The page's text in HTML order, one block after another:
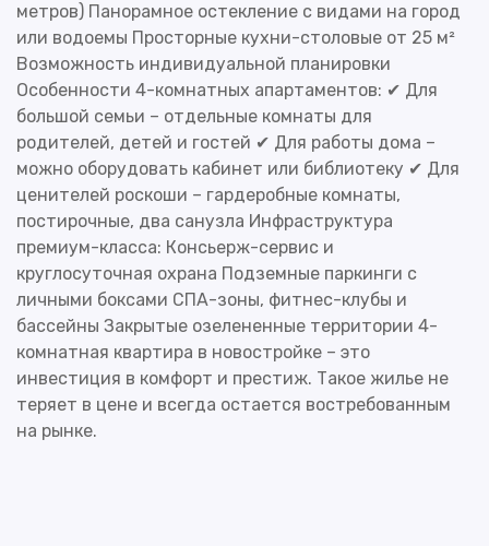
метров) Панорамное остекление с видами на город
или водоемы Просторные кухни-столовые от 25 м²
Возможность индивидуальной планировки
Особенности 4-комнатных апартаментов: ✔ Для
большой семьи – отдельные комнаты для
родителей, детей и гостей ✔ Для работы дома –
можно оборудовать кабинет или библиотеку ✔ Для
ценителей роскоши – гардеробные комнаты,
постирочные, два санузла Инфраструктура
премиум-класса: Консьерж-сервис и
круглосуточная охрана Подземные паркинги с
личными боксами СПА-зоны, фитнес-клубы и
бассейны Закрытые озелененные территории 4-
комнатная квартира в новостройке – это
инвестиция в комфорт и престиж. Такое жилье не
теряет в цене и всегда остается востребованным
на рынке.